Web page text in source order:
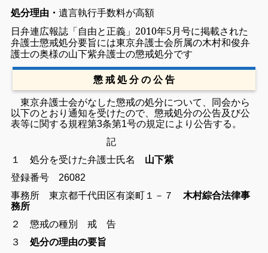
処分理由・遺言執行手数料が高額
日弁連広報誌「自由と正義」2010年5月号に掲載された
弁護士懲戒処分要旨には東京弁護士会所属の木村和俊弁
護士の奥様の山下紫弁護士の懲戒処分です
懲 戒 処 分 の 公 告
東京弁護士会がなした懲戒の処分について、同会から
以下のとおり通知を受けたので、懲戒処分の公告及び公
表等に関する規程第3条第1号の規定により公告する。
記
１ 処分を受けた弁護士氏名
山下紫
登録番号 26082
事務所 東京都千代田区有楽町１－７木村綜合法律事
務所
２ 懲戒の種別 戒 告
３処分の理由の要旨